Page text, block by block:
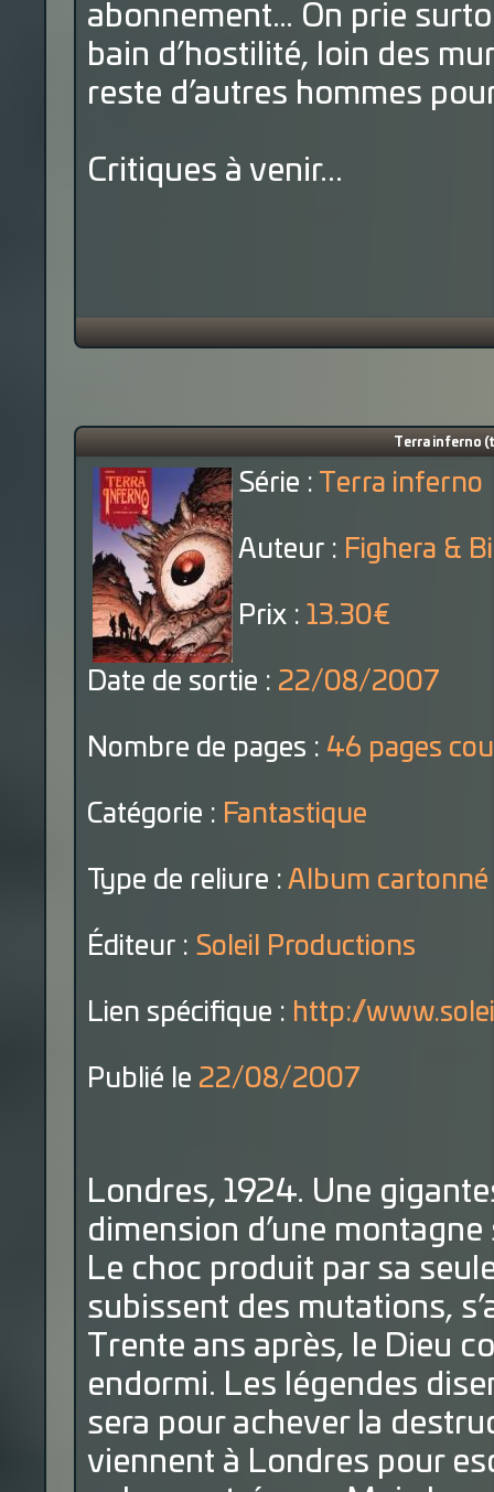
abonnement… On prie
bain d’hostilité, loin des
reste d’autres hommes
Critiques à venir...
Terra inferno
Série : Terra inferno
Auteur : Fighera &
Prix : 13.30€
Date de sortie : 22/08/2007
Nombre de pages : 46 pages
Catégorie : Fantastique
Type de reliure : Album cartonné
Éditeur : Soleil Productions
Lien spécifique : http://
Publié le 22/08/2007
Londres, 1924. Une
dimension d’une
Le choc produit par sa
subissent des mutations,
Trente ans après, le Dieu
endormi. Les légendes
sera pour achever la
viennent à Londres pour